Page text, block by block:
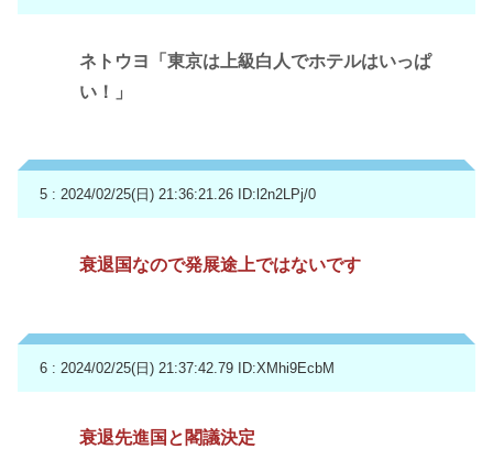
ネトウヨ「東京は上級白人でホテルはいっぱ
い！」
5 : 2024/02/25(日) 21:36:21.26 ID:l2n2LPj/0
衰退国なので発展途上ではないです
6 : 2024/02/25(日) 21:37:42.79 ID:XMhi9EcbM
衰退先進国と閣議決定